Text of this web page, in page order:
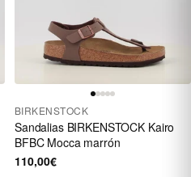
BIRKENSTOCK
Sandalias BIRKENSTOCK Kairo
BFBC Mocca marrón
110,00€